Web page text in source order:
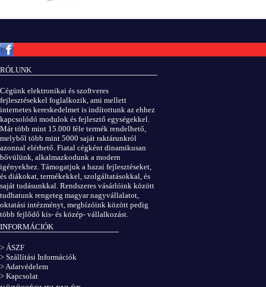
RÓLUNK
Cégünk elektronikai és szoftveres
fejlesztésekkel foglalkozik, ami mellett
internetes kereskedelmet is indítottunk az ehhez
kapcsolódó modulok és fejlesztő egységekkel.
Már több mint 15.000 féle termék rendelhető,
melyből több mint 5000 saját raktárunkról
azonnal elérhető. Fiatal cégként dinamikusan
bővülünk, alkalmazkodunk a modern
igényekhez. Támogatjuk a hazai fejlesztéseket,
és diákokat, termékekkel, szolgáltatásokkal, és
saját tudásunkkal. Rendszeres vásárlóink között
tudhatunk rengeteg magyar nagyvállalatot,
oktatási intézményt, megbízóink között pedig
több fejlődő kis- és közép- vállalkozást.
INFORMÁCIÓK
> ÁSZF
> Szállítási Információk
> Adatvédelem
> Kapcsolat